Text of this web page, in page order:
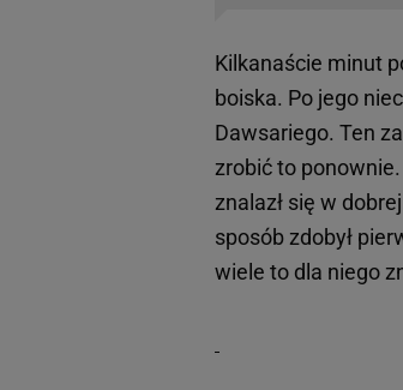
Kilkanaście minut
boiska. Po jego
Dawsariego. Ten
zrobić to
znalazł się w
sposób zdobył
wiele to dla niego